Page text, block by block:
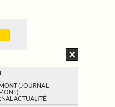
(JOURNAL
ACTUALITÉ